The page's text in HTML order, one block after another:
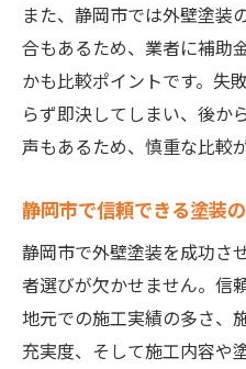
また、静岡市では外壁塗装
合もあるため、業者に補助
かも比較ポイントです。失
らず即決してしまい、後か
声もあるため、慎重な比較
静岡市で信頼できる塗装
静岡市で外壁塗装を成功さ
者選びが欠かせません。信
地元での施工実績の多さ、
充実度、そして施工内容や